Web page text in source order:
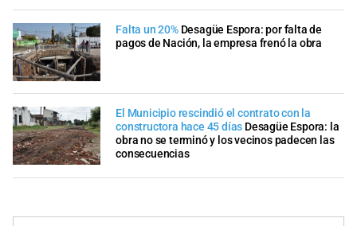
Falta un 20% Desagüe Espora: por falta de
pagos de Nación, la empresa frenó la obra
El Municipio rescindió el contrato con la
constructora hace 45 días Desagüe Espora: la
obra no se terminó y los vecinos padecen las
consecuencias